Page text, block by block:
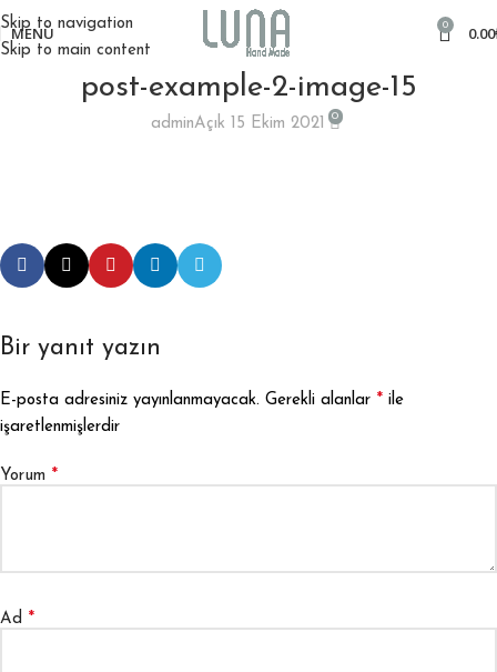
Skip to navigation
Skip to main content
MENÜ 0 0.00
post-example-2-image-15
adminAçık 15 Ekim 2021 0
Bir yanıt yazın
E-posta adresiniz yayınlanmayacak. Gerekli alanlar * ile
işaretlenmişlerdir
Yorum *
Ad *